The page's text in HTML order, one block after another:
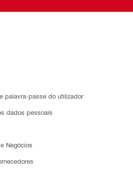
palavra-passe do utilizador
dados pessoais
Negócios